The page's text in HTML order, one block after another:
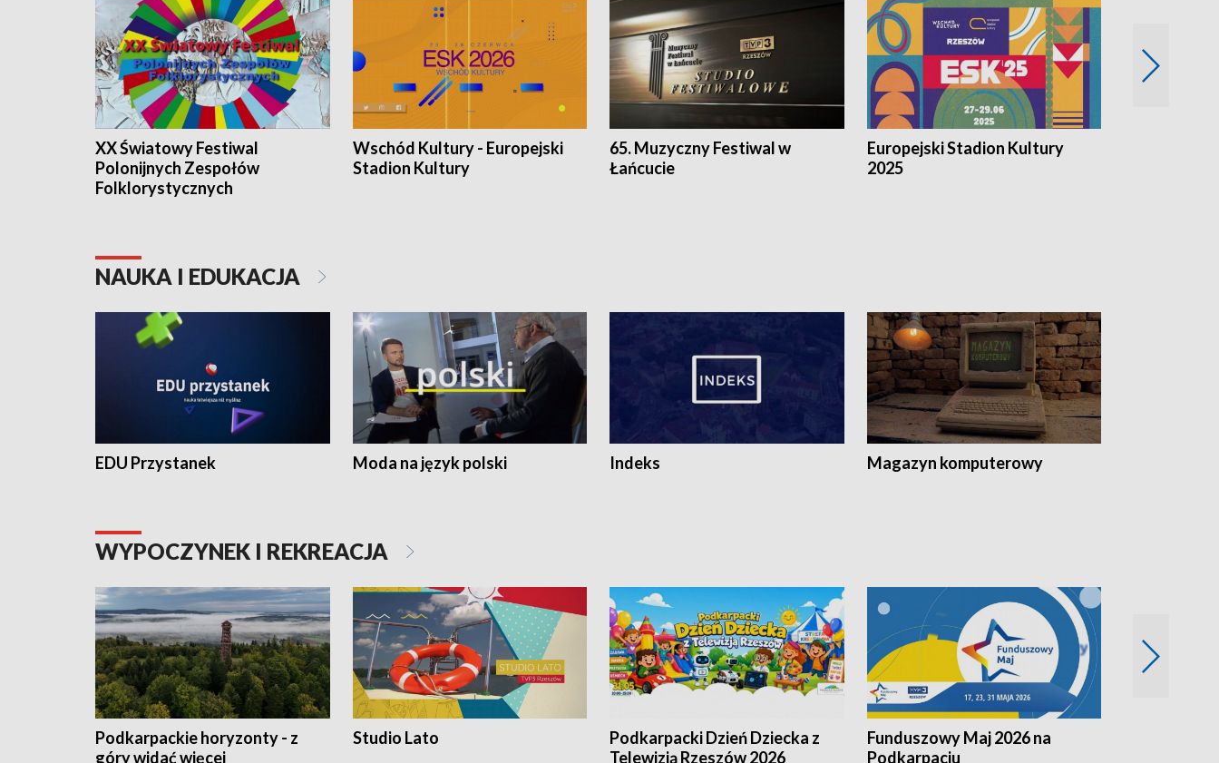
XX Światowy Festiwal
Polonijnych Zespołów
Folklorystycznych
Wschód Kultury - Europejski
Stadion Kultury
65. Muzyczny Festiwal w
Łańcucie
Europejski Stadion Kultury
2025
NAUKA I EDUKACJA
EDU Przystanek Moda na język polski Indeks Magazyn komputerowy
WYPOCZYNEK I REKREACJA
Podkarpackie horyzonty - z
góry widać więcej
Studio Lato
Podkarpacki Dzień Dziecka z
Telewizją Rzeszów 2026
Funduszowy Maj 2026 na
Podkarpaciu